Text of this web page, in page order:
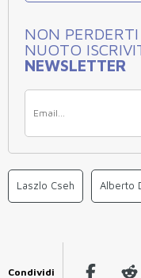
NON
NUOTO
NEWSLETTER
Laszlo Cseh Alberto
Condividi